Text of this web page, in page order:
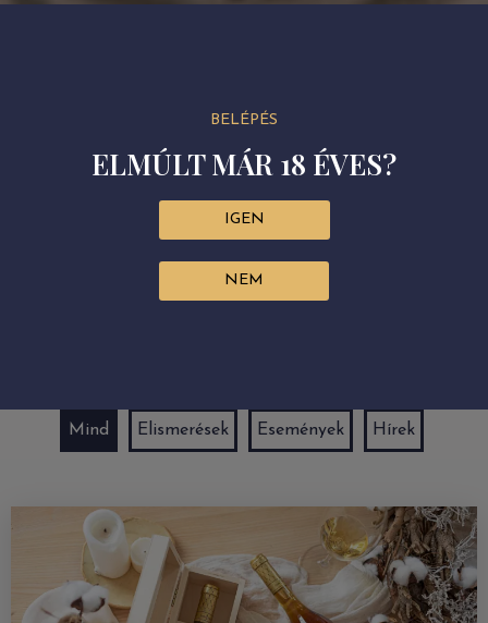
Mind Elismerések Események Hírek
BELÉPÉS
ELMÚLT MÁR 18 ÉVES?
IGEN
NEM